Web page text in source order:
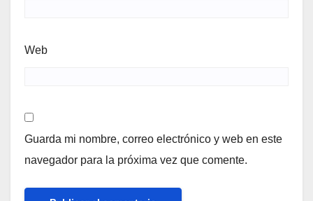
Web
Guarda mi nombre, correo electrónico y web en este
navegador para la próxima vez que comente.